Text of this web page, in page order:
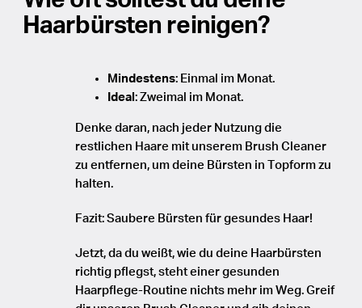
Haarbürsten reinigen?
Mindestens: Einmal im Monat.
Ideal: Zweimal im Monat.
Denke daran, nach jeder Nutzung die
restlichen Haare mit unserem Brush Cleaner
zu entfernen, um deine Bürsten in Topform zu
halten.
Fazit: Saubere Bürsten für gesundes Haar!
Jetzt, da du weißt, wie du deine Haarbürsten
richtig pflegst, steht einer gesunden
Haarpflege-Routine nichts mehr im Weg. Greif